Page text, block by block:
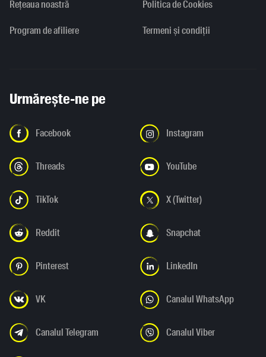
Rețeaua noastră
Program de afiliere
Politica de Cookies
Termeni și condiții
Urmărește-ne pe
Facebook Instagram
Threads YouTube
TikTok X (Twitter)
Reddit Snapchat
Pinterest LinkedIn
VK Canalul WhatsApp
Canalul Telegram Canalul Viber